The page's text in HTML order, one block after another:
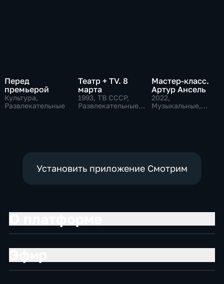
Перед
премьерой
Культура,
Развлекательные
Театр + TV. 8
марта
1993, ТВ СССР,
Развлекательные,
Мастер-класс.
Артур Ансель
2022,
Музыкальные,
Установить приложение Смотрим